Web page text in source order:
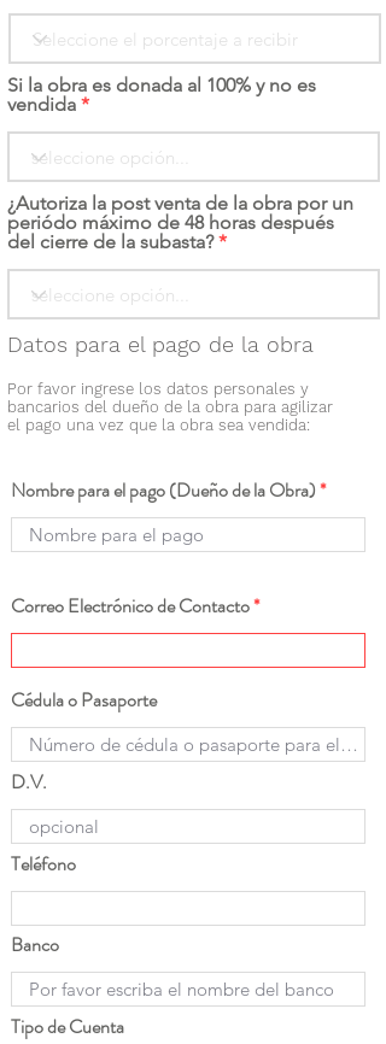
Si la obra es donada al 100% y no es
vendida
¿Autoriza la post venta de la obra por un
periódo máximo de 48 horas después
del cierre de la subasta?
Datos para el pago de la obra
Por favor ingrese los datos personales y
bancarios del dueño de la obra para agilizar
el pago una vez que la obra sea vendida:
Nombre para el pago (Dueño de la Obra)
Correo Electrónico de Contacto
Cédula o Pasaporte
D.V.
Teléfono
Banco
Tipo de Cuenta